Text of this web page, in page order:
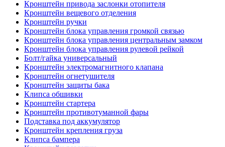
Кронштейн привода заслонки отопителя
Кронштейн вещевого отделения
Кронштейн ручки
Кронштейн блока управления громкой связью
Кронштейн блока управления центральным замком
Кронштейн блока управления рулевой рейкой
Болт/гайка универсальный
Кронштейн электромагнитного клапана
Кронштейн огнетушителя
Кронштейн защиты бака
Клипса обшивки
Кронштейн стартера
Кронштейн противотуманной фары
Подставка под аккумулятор
Кронштейн крепления груза
Клипса бампера